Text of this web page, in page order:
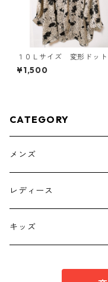
１０Ｌサイズ 変形ドッ
花柄 ボウタイブラウス
フホワイト KAE-4777
¥1,500
CATEGORY
メンズ
トップス
ボトムス
レディース
トップス
キッズ